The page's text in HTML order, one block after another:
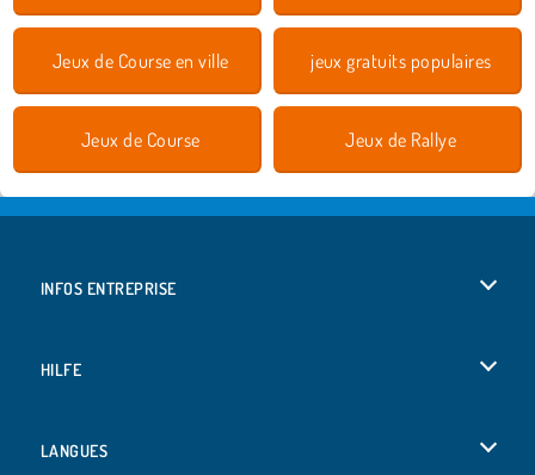
Jeux de Course en ville jeux gratuits populaires
Jeux de Course Jeux de Rallye
INFOS ENTREPRISE
HILFE
LANGUES